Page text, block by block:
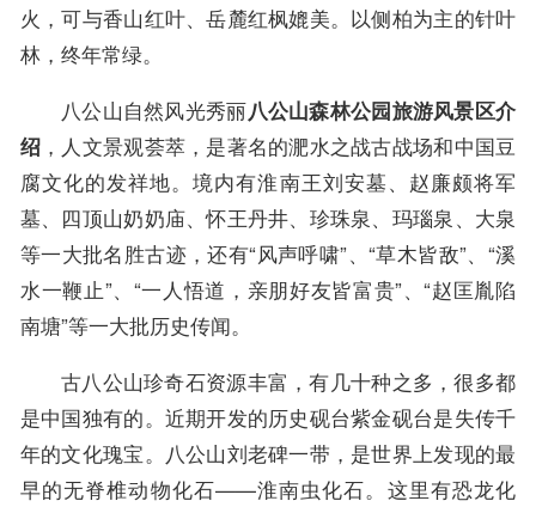
火，可与香山红叶、岳麓红枫媲美。以侧柏为主的针叶
林，终年常绿。
八公山自然风光秀丽八公山森林公园旅游风景区介
绍 ，人文景观荟萃，是著名的淝水之战古战场和中国豆
腐文化的发祥地。境内有淮南王刘安墓、赵廉颇将军
墓、四顶山奶奶庙、怀王丹井、珍珠泉、玛瑙泉、大泉
等一大批名胜古迹，还有“风声呼啸”、“草木皆敌”、“溪
水一鞭止”、“一人悟道，亲朋好友皆富贵”、“赵匡胤陷
南塘”等一大批历史传闻。
古八公山珍奇石资源丰富，有几十种之多，很多都
是中国独有的。近期开发的历史砚台紫金砚台是失传千
年的文化瑰宝。八公山刘老碑一带，是世界上发现的最
早的无脊椎动物化石——淮南虫化石。这里有恐龙化